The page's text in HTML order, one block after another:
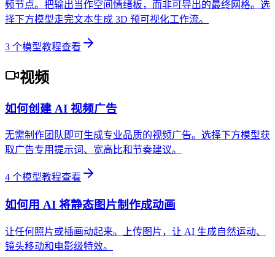
频节点。把输出当作空间情绪板，而非可导出的最终网格。选
择下方模型走完文本生成 3D 预可视化工作流。
3 个模型教程查看
视频
如何创建 AI 视频广告
无需制作团队即可生成专业品质的视频广告。选择下方模型获
取广告专用提示词、宽高比和节奏建议。
4 个模型教程查看
如何用 AI 将静态图片制作成动画
让任何照片或插画动起来。上传图片，让 AI 生成自然运动、
镜头移动和电影级特效。